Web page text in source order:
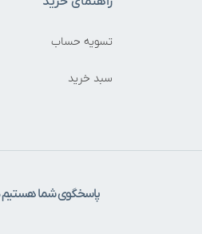
تسویه حساب
سبد خرید
پاسخگوی شما هستیم در